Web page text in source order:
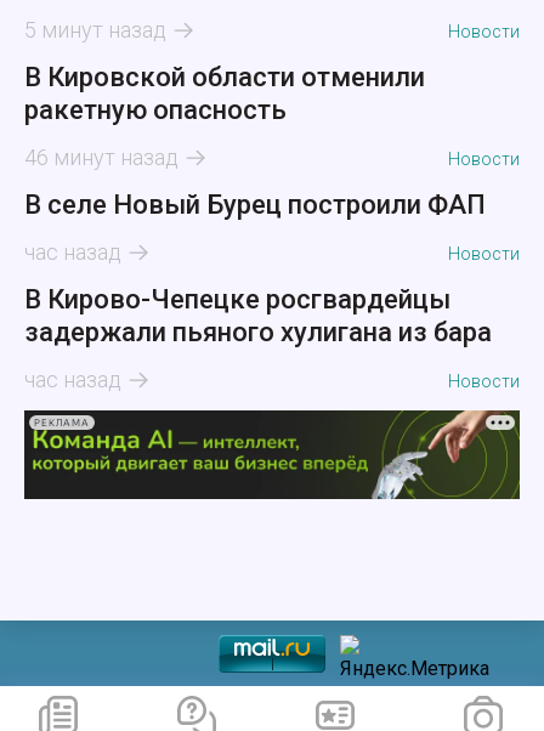
5 минут назад Новости
В Кировской области отменили
ракетную опасность
46 минут назад Новости
В селе Новый Бурец построили ФАП
час назад Новости
В Кирово-Чепецке росгвардейцы
задержали пьяного хулигана из бара
час назад Новости
РЕКЛАМА